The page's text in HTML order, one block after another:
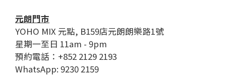
元朗門市
YOHO MIX 元點, B159店元朗朗樂路1號
星期一至日 11am - 9pm
預約電話：+852 2129 2193
WhatsApp: 9230 2159